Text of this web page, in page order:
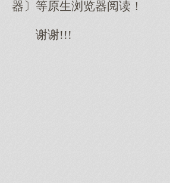
器〕等原生浏览器阅读！
谢谢!!!